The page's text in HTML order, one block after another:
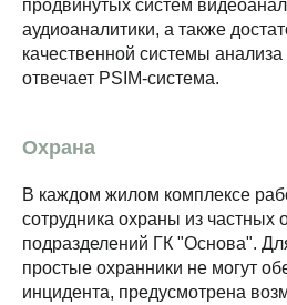
продвинутых систем
аудиоаналитики, а также
качественной системы
отвечает PSIM-система.
Охрана
В каждом жилом комплексе
сотрудника охраны из частных
подразделений ГК "Основа".
простые охранники не могут
инцидента, предусмотрена